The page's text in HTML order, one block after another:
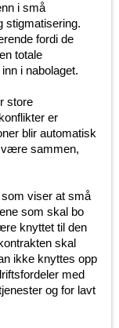
i små
stigmatisering.
fordi de
totale
i nabolaget.
store
er
blir automatisk
være sammen,
viser at små
som skal bo
knyttet til den
skal
ikke knyttes opp
med
og for lavt